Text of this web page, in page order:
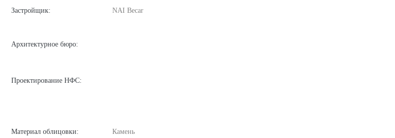
Застройщик: NAI Becar
Архитектурное бюро:
Проектирование НФС:
Материал облицовки: Камень